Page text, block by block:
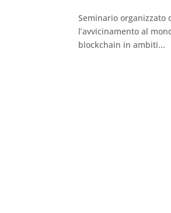
Seminario organizzato
l’avvicinamento al
blockchain in ambiti...